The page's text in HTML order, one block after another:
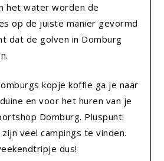
het water worden de
op de juiste manier gevormd
dat de golven in Domburg
kopje koffie ga je naar
en voor het huren van je
Domburg. Pluspunt:
veel campings te vinden.
dus!